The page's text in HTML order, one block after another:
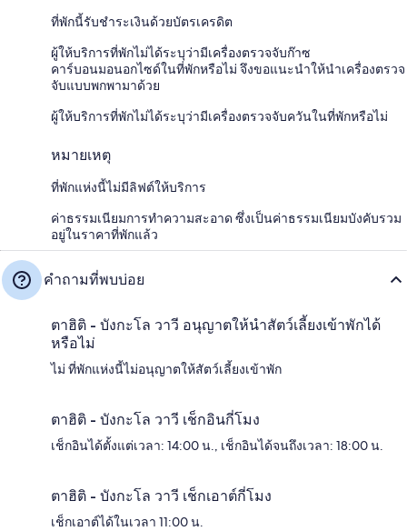
ที่พักนี้รับชำระเงินด้วยบัตรเครดิต
ผู้ให้บริการที่พักไม่ได้ระบุว่ามีเครื่องตรวจจับก๊าซ
คาร์บอนมอนอกไซด์ในที่พักหรือไม่ จึงขอแนะนำให้นำเครื่องตรวจ
จับแบบพกพามาด้วย
ผู้ให้บริการที่พักไม่ได้ระบุว่ามีเครื่องตรวจจับควันในที่พักหรือไม่
หมายเหตุ
ที่พักแห่งนี้ไม่มีลิฟต์ให้บริการ
ค่าธรรมเนียมการทำความสะอาด ซึ่งเป็นค่าธรรมเนียมบังคับรวม
อยู่ในราคาที่พักแล้ว
คำถามที่พบบ่อย
ตาฮิติ - บังกะโล วาวี อนุญาตให้นำสัตว์เลี้ยงเข้าพักได้
หรือไม่
ไม่ ที่พักแห่งนี้ไม่อนุญาตให้สัตว์เลี้ยงเข้าพัก
ตาฮิติ - บังกะโล วาวี เช็กอินกี่โมง
เช็กอินได้ตั้งแต่เวลา: 14:00 น., เช็กอินได้จนถึงเวลา: 18:00 น.
ตาฮิติ - บังกะโล วาวี เช็กเอาต์กี่โมง
เช็กเอาต์ได้ในเวลา 11:00 น.